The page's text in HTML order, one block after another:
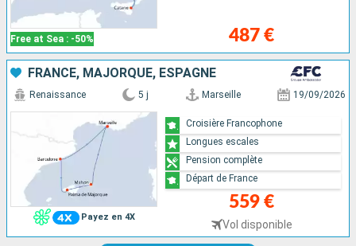
Free at Sea : -50% 487 €
FRANCE, MAJORQUE, ESPAGNE
Payez en 4X
Renaissance 5 j Marseille 19/09/2026
559 €
Vol disponible
Croisière Francophone
Longues escales
Pension complète
Départ de France